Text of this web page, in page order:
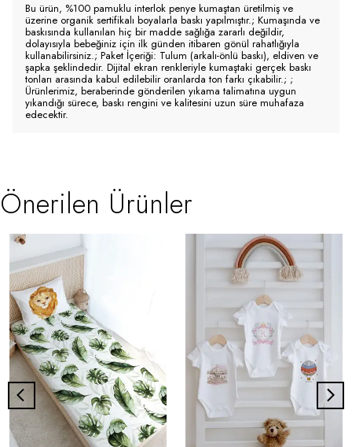
Bu ürün, %100 pamuklu interlok penye kumaştan üretilmiş ve
üzerine organik sertifikalı boyalarla baskı yapılmıştır.; Kumaşında ve
baskısında kullanılan hiç bir madde sağlığa zararlı değildir,
dolayısıyla bebeğiniz için ilk günden itibaren gönül rahatlığıyla
kullanabilirsiniz.; Paket İçeriği: Tulum (arkalı-önlü baskı), eldiven ve
şapka şeklindedir. Dijital ekran renkleriyle kumaştaki gerçek baskı
tonları arasında kabul edilebilir oranlarda ton farkı çıkabilir.; ;
Ürünlerimiz, beraberinde gönderilen yıkama talimatına uygun
yıkandığı sürece, baskı rengini ve kalitesini uzun süre muhafaza
edecektir.
Önerilen Ürünler